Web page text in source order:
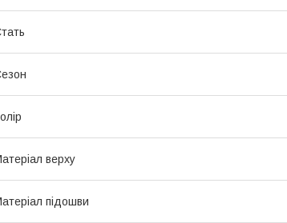
верху
підошви